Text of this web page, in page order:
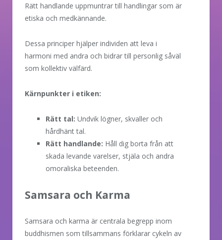
Rätt handlande uppmuntrar till handlingar som är
etiska och medkännande.
Dessa principer hjälper individen att leva i
harmoni med andra och bidrar till personlig såväl
som kollektiv välfärd.
Kärnpunkter i etiken:
Rätt tal: Undvik lögner, skvaller och
hårdhänt tal.
Rätt handlande: Håll dig borta från att
skada levande varelser, stjäla och andra
omoraliska beteenden.
Samsara och Karma
Samsara och karma är centrala begrepp inom
buddhismen som tillsammans förklarar cykeln av